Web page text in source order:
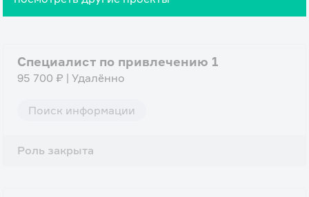
Специалист по привлечению 1
95 700 ₽ | Удалённо
Поиск информации
Роль закрыта